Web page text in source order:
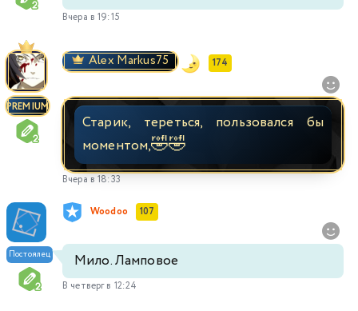
Вчера в 19:15
PREMIUM
Alex Markus75 174
Старик, тереться, пользовался бы
моментом,🤣🤣
Вчера в 18:33
Постоялец
Woodoo 107
Мило. Ламповое
В четверг в 12:24